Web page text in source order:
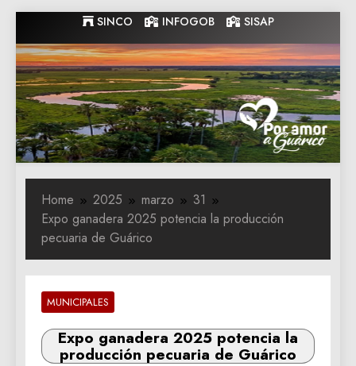
to
content
SINCO INFOGOB SISAP
Gobernacion
de Guarico
Gobernacion de Guarico
Home 2025 marzo
31
Expo ganadera 2025 potencia la producción
pecuaria de Guárico
MUNICIPALES
Expo ganadera 2025 potencia la
producción pecuaria de Guárico